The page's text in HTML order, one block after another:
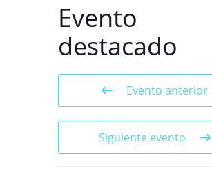
Evento
destacado
Evento anterior
Siguiente evento